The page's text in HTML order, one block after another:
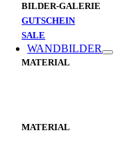
BILDER-GALERIE
GUTSCHEIN
SALE
WANDBILDER
MATERIAL
MATERIAL